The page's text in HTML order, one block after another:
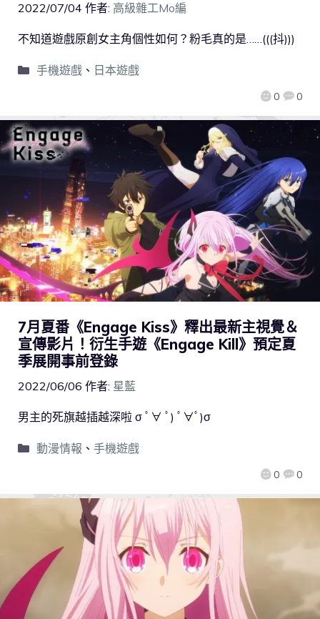
2022/07/04 作者: 高級雜工Mo編
0 0
不知道遊戲原創女主角個性如何？粉毛真的是……(((抖)))
手機遊戲、 日本遊戲
7月夏番《Engage Kiss》釋出最新主視覺＆
宣傳影片！衍生手遊《Engage Kill》預定夏
季展開事前登錄
2022/06/06 作者: 星藍
0 0
男主的死旗越插越深啦 σ ﾟ∀ ﾟ) ﾟ∀ﾟ)σ
動漫情報 、 手機遊戲